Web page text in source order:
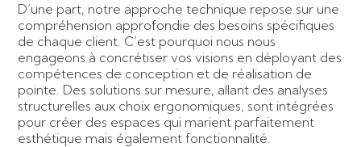
D’une part, notre approche technique repose sur une
compréhension approfondie des besoins spécifiques
de chaque client. C’est pourquoi nous nous
engageons à concrétiser vos visions en déployant des
compétences de conception et de réalisation de
pointe. Des solutions sur mesure, allant des analyses
structurelles aux choix ergonomiques, sont intégrées
pour créer des espaces qui marient parfaitement
esthétique mais également fonctionnalité.